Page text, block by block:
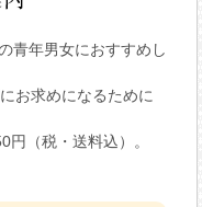
青年男女におすすめし
お求めになるために
（税・送料込）。